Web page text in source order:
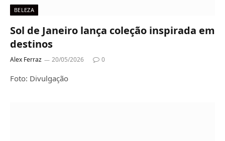
BELEZA
Sol de Janeiro lança coleção inspirada em
destinos
Alex Ferraz 20/05/2026 0
Foto: Divulgação